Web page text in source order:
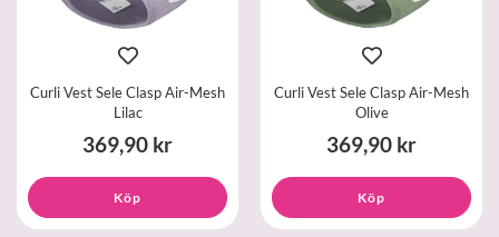
Curli Vest Sele Clasp Air-Mesh
Lilac
369,90 kr
Köp
Curli Vest Sele Clasp Air-Mesh
Olive
369,90 kr
Köp